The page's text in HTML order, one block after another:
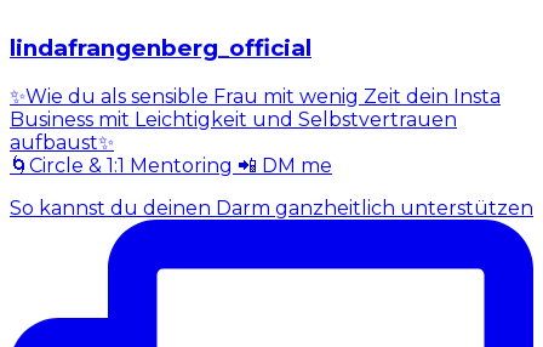
lindafrangenberg_official
✨Wie du als sensible Frau mit wenig Zeit dein Insta
Business mit Leichtigkeit und Selbstvertrauen
aufbaust✨
🌀Circle & 1:1 Mentoring 📲 DM me
So kannst du deinen Darm ganzheitlich unterstützen